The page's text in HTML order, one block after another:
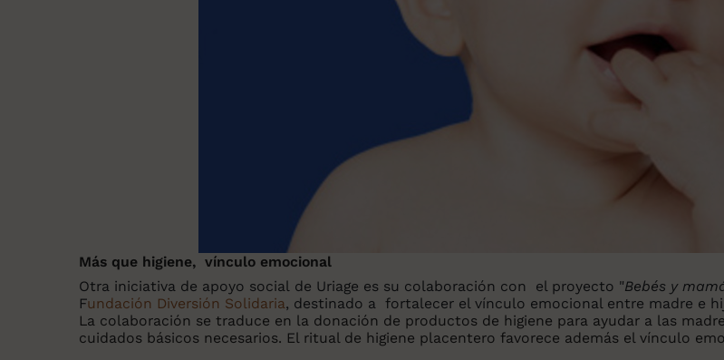
Más que higiene, vínculo emocional
Otra iniciativa de apoyo social de Uriage es su colaboración con el proyecto "Bebés y
Fundación Diversión Solidaria, destinado a fortalecer el vínculo emocional entre madre e
La colaboración se traduce en la donación de productos de higiene para ayudar a las
cuidados básicos necesarios. El ritual de higiene placentero favorece además el vínculo